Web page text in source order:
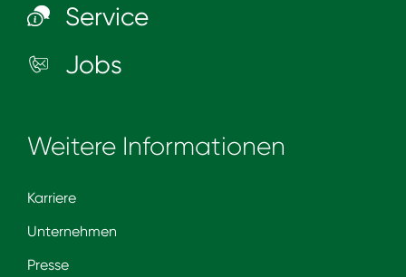
Service
Jobs
Weitere Informationen
Karriere
Unternehmen
Presse